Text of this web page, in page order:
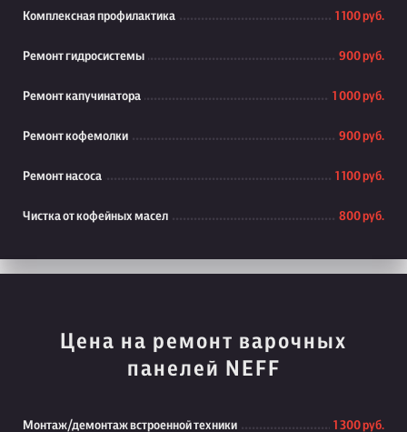
Комплексная профилактика 1 100 руб.
Ремонт гидросистемы 900 руб.
Ремонт капучинатора 1 000 руб.
Ремонт кофемолки 900 руб.
Ремонт насоса 1 100 руб.
Чистка от кофейных масел 800 руб.
Цена на ремонт варочных
панелей NEFF
Монтаж/демонтаж встроенной техники 1 300 руб.